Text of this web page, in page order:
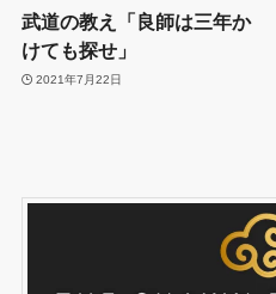
武道の教え「良師は三年か
けても探せ」
2021年7月22日